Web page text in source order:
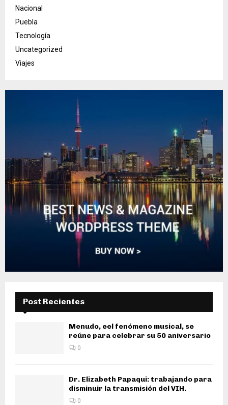
Nacional
Puebla
Tecnología
Uncategorized
Viajes
Post Recientes
Menudo, eel fenómeno musical, se
reúne para celebrar su 50 aniversario
0
Dr. Elizabeth Papaqui: trabajando para
disminuir la transmisión del VIH.
0